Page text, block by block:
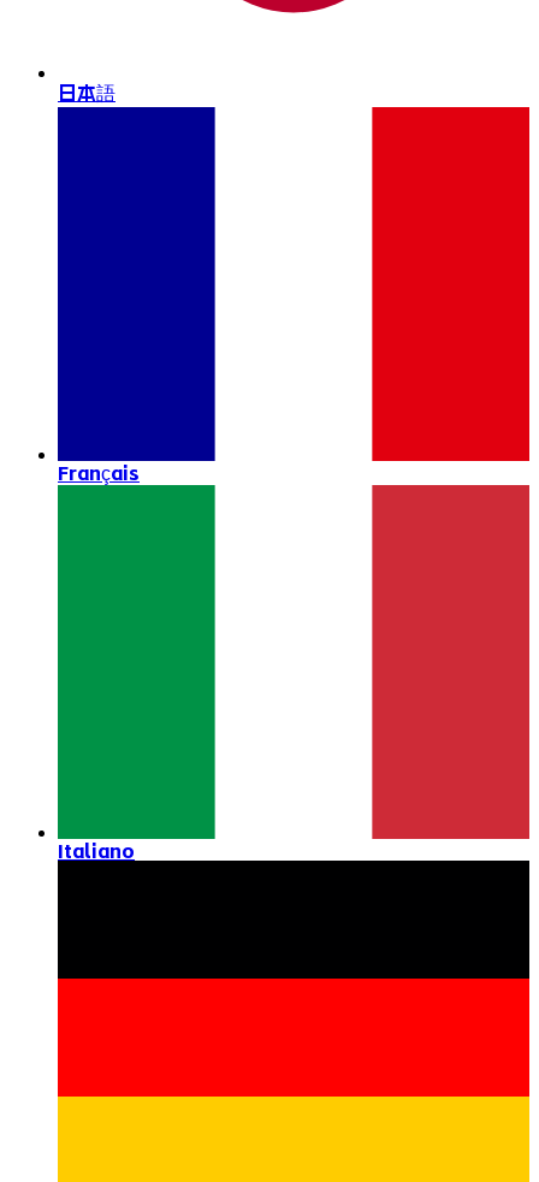
日本語
Français
Italiano